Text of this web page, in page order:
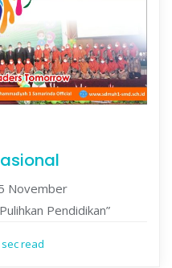
November
Pendidikan”
sec read